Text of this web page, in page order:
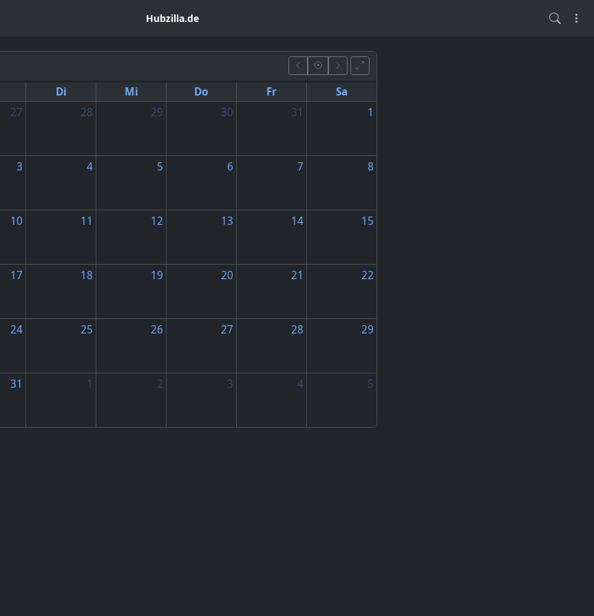
Hubzilla.de
Di Mi Do Fr
Sa
27 28 29 30 31 1
3 4 5 6 7 8
10 11 12 13 14 15
17 18 19 20 21 22
24 25 26 27 28 29
31 1 2 3 4 5